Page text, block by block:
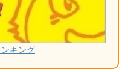
キング